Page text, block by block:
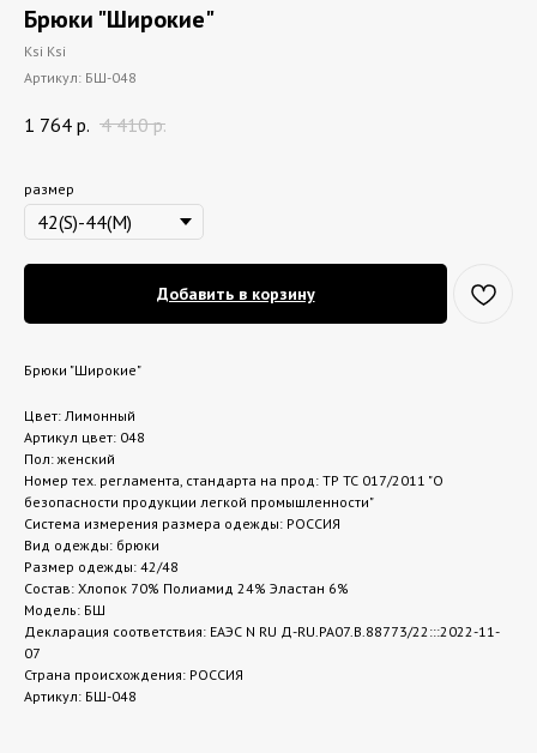
Брюки "Широкие"
Ksi Ksi
Артикул: БШ-048
1 764 р. 4 410 р.
размер
Добавить в корзину
Брюки "Широкие"
Цвет: Лимонный
Артикул цвет: 048
Пол: женский
Номер тех. регламента, стандарта на прод: ТР ТС 017/2011 "О
безопасности продукции легкой промышленности"
Система измерения размера одежды: РОССИЯ
Вид одежды: брюки
Размер одежды: 42/48
Состав: Хлопок 70% Полиамид 24% Эластан 6%
Модель: БШ
Декларация соответствия: ЕАЭС N RU Д-RU.РА07.В.88773/22:::2022-11-
07
Страна происхождения: РОССИЯ
Артикул: БШ-048